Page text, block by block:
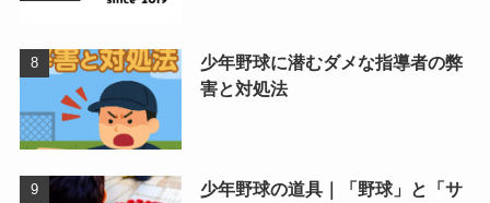
少年野球に潜むダメな指導者の弊
害と対処法
少年野球の道具｜「野球」と「サ